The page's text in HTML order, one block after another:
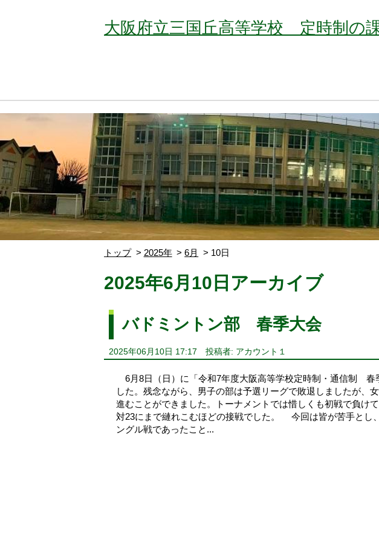
大阪府立三国丘高等学校 定時制の
トップ 2025年 6月 10日
2025年6月10日アーカイブ
バドミントン部 春季大会
2025年06月10日 17:17 投稿者: アカウント１
6月8日（日）に「令和7年度大阪高等学校定時制・通信制 春
した。残念ながら、男子の部は予選リーグで敗退しましたが、
進むことができました。トーナメントでは惜しくも初戦で負け
対23にまで縺れこむほどの接戦でした。 今回は皆が苦手とし
ングル戦であったこと...